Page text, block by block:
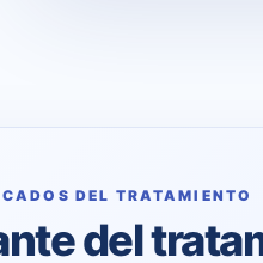
DEL TRATAMIENTO
del